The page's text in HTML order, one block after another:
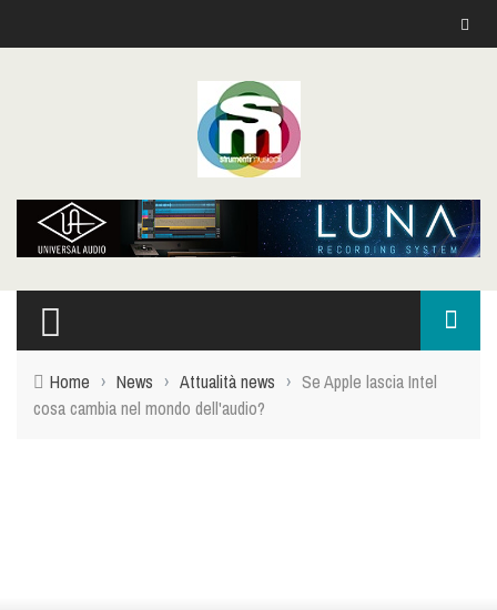
Home › News › Attualità news › Se Apple lascia Intel
cosa cambia nel mondo dell'audio?